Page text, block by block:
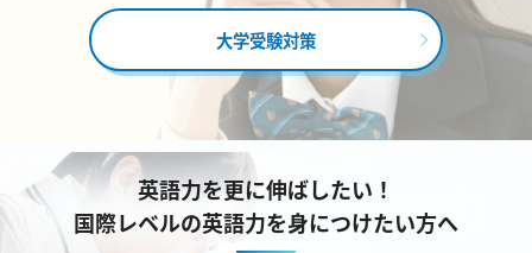
大学受験対策
英語力を更に伸ばしたい！
国際レベルの英語力を身につけたい方へ